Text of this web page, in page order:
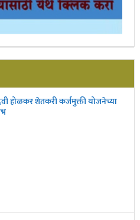
होळकर शेतकरी कर्जमुक्ती योजनेच्या